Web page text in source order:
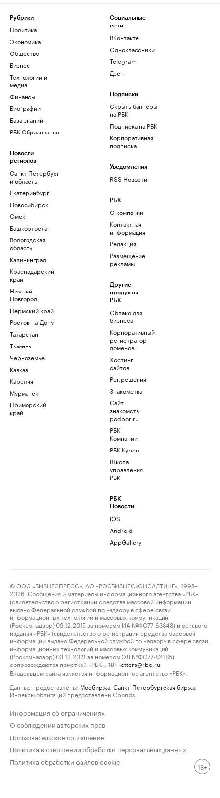
Рубрики
Политика
Экономика
Общество
Бизнес
Технологии и
медиа
Финансы
Биографии
База знаний
РБК Образование
Новости
регионов
Санкт-Петербург
и область
Екатеринбург
Новосибирск
Омск
Башкортостан
Вологодская
область
Калининград
Краснодарский
край
Нижний
Новгород
Пермский край
Ростов-на-Дону
Татарстан
Тюмень
Черноземье
Кавказ
Карелия
Мурманск
Приморский
край
Социальные
сети
ВКонтакте
Одноклассники
Telegram
Дзен
Подписки
Скрыть баннеры
на РБК
Подписка на РБК
Корпоративная
подписка
Уведомления
RSS Новости
РБК
О компании
Контактная
информация
Редакция
Размещение
рекламы
Другие
продукты
РБК
Облако для
бизнеса
Корпоративный
регистратор
доменов
Хостинг
сайтов
Рег.решения
Знакомства
Сайт
знакомств
podbor.ru
РБК
Компании
РБК Курсы
Школа
управления
РБК
РБК
Новости
iOS
Android
AppGallery
© ООО «БИЗНЕСПРЕСС», АО «РОСБИЗНЕСКОНСАЛТИНГ», 1995–
2026. Сообщения и материалы информационного агентства «РБК»
(свидетельство о регистрации средства массовой информации
выдано Федеральной службой по надзору в сфере связи,
информационных технологий и массовых коммуникаций
(Роскомнадзор) 09.12.2015 за номером ИА №ФС77-63848) и сетевого
издания «РБК» (свидетельство о регистрации средства массовой
информации выдано Федеральной службой по надзору в сфере связи,
информационных технологий и массовых коммуникаций
(Роскомнадзор) 03.12.2021 за номером ЭЛ №ФС77-82385)
сопровождаются пометкой «РБК».
18+ letters@rbc.ru
Владельцем сайта является информационное агентство «РБК».
Данные предоставлены: Мосбиржа Санкт-Петербургская биржа
Индексы облигаций предоставлены Cbonds.
Информация об ограничениях
О соблюдении авторских прав
Пользовательское соглашение
Политика в отношении обработки персональных данных
Политика обработки файлов cookie
18+